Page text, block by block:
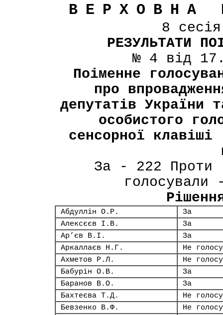
ВЕРХОВНА
8
РЕЗУЛЬТАТИ
№ 4 від
Поіменне
про
депутатів України
особистого
сенсорної
За - 222 Проти
Абдуллін О.Р.
За
Алексєєв І.В.
За
Ар’єв В.І.
За
Аркаллаєв Н.Г.
Не
Ахметов Р.Л.
Не
Бабурін О.В.
За
Баранов В.О.
За
Бахтеєва Т.Д.
Не
Бевзенко В.Ф.
Не